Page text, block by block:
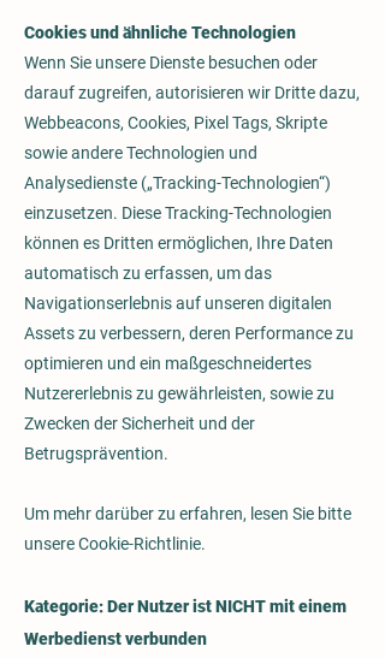
Cookies und ähnliche Technologien
Wenn Sie unsere Dienste besuchen oder
darauf zugreifen, autorisieren wir Dritte dazu,
Webbeacons, Cookies, Pixel Tags, Skripte
sowie andere Technologien und
Analysedienste („Tracking-Technologien“)
einzusetzen. Diese Tracking-Technologien
können es Dritten ermöglichen, Ihre Daten
automatisch zu erfassen, um das
Navigationserlebnis auf unseren digitalen
Assets zu verbessern, deren Performance zu
optimieren und ein maßgeschneidertes
Nutzererlebnis zu gewährleisten, sowie zu
Zwecken der Sicherheit und der
Betrugsprävention.
Um mehr darüber zu erfahren, lesen Sie bitte
unsere Cookie-Richtlinie.
Kategorie: Der Nutzer ist NICHT mit einem
Werbedienst verbunden